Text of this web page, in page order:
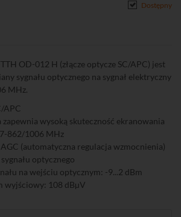
Dostępny
OD-012 H (złącze optycze SC/APC) jest
sygnału optycznego na sygnał elektryczny
MHz.
APC
wysoką skuteczność ekranowania
862/1006 MHz
(automatyczna regulacja wzmocnienia)
optycznego
na wejściu optycznym: -9...2 dBm
wyjściowy: 108 dBµV